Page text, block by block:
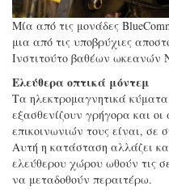
Μία από τις μονάδες
μια από τις υποβρύχιες
Ινστιτούτο βαθέων ωκεανών
Ελεύθερα οπτικά μόντεμ
Τα ηλεκτρομαγνητικά
εξασθενίζουν γρήγορα και οι
επικοινωνιών τους είναι, σε
Αυτή η κατάσταση αλλάζει
ελεύθερου χώρου ωθούν τις
να μεταδοθούν περαιτέρω.